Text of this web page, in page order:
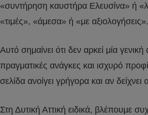
«συντήρηση καυστήρα Ελευσίνα» ή
«τιμές», «άμεσα» ή «με αξιολογήσεις».
Αυτό σημαίνει ότι δεν αρκεί μία
πραγματικές ανάγκες και ισχυρό
σελίδα ανοίγει γρήγορα και αν δείχνει
Στη Δυτική Αττική ειδικά, βλέπουμε